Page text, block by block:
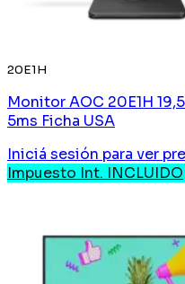
20E1H
Monitor AOC 20E1H
5ms Ficha USA
Iniciá sesión para ver
Impuesto Int. INCLUIDO